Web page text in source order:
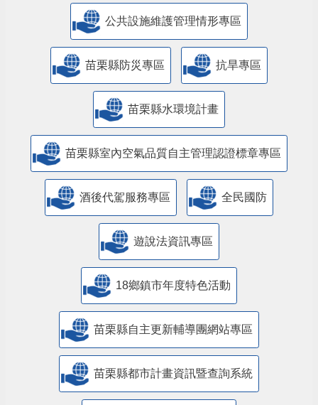
​公共設施維護管理情形專區
苗栗縣防災專區 抗旱專區
苗栗縣水環境計畫
苗栗縣室內空氣品質自主管理認證標章專區
酒後代駕服務專區 全民國防
遊說法資訊專區
18鄉鎮市年度特色活動
苗栗縣自主更新輔導團網站專區
苗栗縣都市計畫資訊暨查詢系統